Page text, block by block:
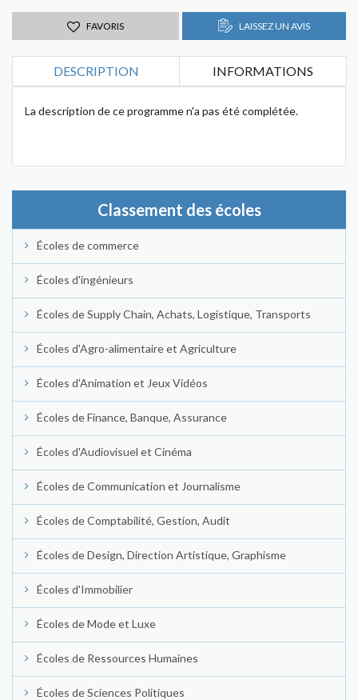
FAVORIS LAISSEZ UN AVIS
DESCRIPTION INFORMATIONS
La description de ce programme n'a pas été complétée.
Classement des écoles
Écoles de commerce
Écoles d'ingénieurs
Écoles de Supply Chain, Achats, Logistique, Transports
Écoles d'Agro-alimentaire et Agriculture
Écoles d'Animation et Jeux Vidéos
Écoles de Finance, Banque, Assurance
Écoles d'Audiovisuel et Cinéma
Écoles de Communication et Journalisme
Écoles de Comptabilité, Gestion, Audit
Écoles de Design, Direction Artistique, Graphisme
Écoles d'Immobilier
Écoles de Mode et Luxe
Écoles de Ressources Humaines
Écoles de Sciences Politiques